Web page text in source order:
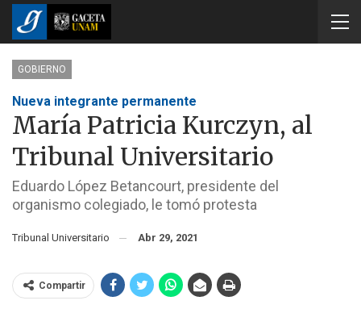
GOBIERNO
Nueva integrante permanente
María Patricia Kurczyn, al
Tribunal Universitario
Eduardo López Betancourt, presidente del
organismo colegiado, le tomó protesta
Tribunal Universitario Abr 29, 2021
Compartir